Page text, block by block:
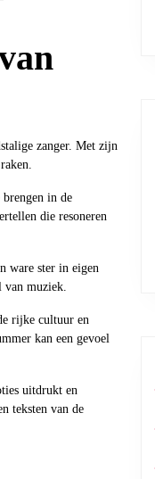
zanger. Met zijn
brengen in de
die resoneren
ware ster in eigen
van muziek.
rijke cultuur en
kan een gevoel
uitdrukt en
teksten van de